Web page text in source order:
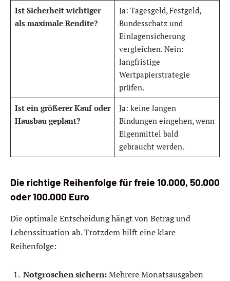
Ist Sicherheit wichtiger
als maximale Rendite?
Ja: Tagesgeld, Festgeld,
Bundesschatz und
Einlagensicherung
vergleichen. Nein:
langfristige
Wertpapierstrategie
prüfen.
Ist ein größerer Kauf oder
Hausbau geplant?
Ja: keine langen
Bindungen eingehen, wenn
Eigenmittel bald
gebraucht werden.
Die richtige Reihenfolge für freie 10.000, 50.000
oder 100.000 Euro
Die optimale Entscheidung hängt von Betrag und
Lebenssituation ab. Trotzdem hilft eine klare
Reihenfolge:
Notgroschen sichern:Mehrere Monatsausgaben